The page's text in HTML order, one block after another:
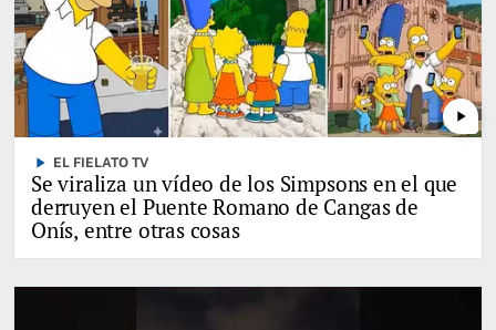
play_arrow
play_arrow EL FIELATO TV
Se viraliza un vídeo de los Simpsons en el que
derruyen el Puente Romano de Cangas de
Onís, entre otras cosas